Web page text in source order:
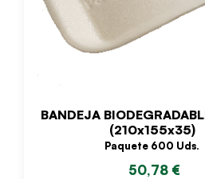
BANDEJA
(210x155x35)
Paquete 600 Uds.
50,78 €